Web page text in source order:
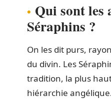
Qui sont les
Séraphins ?
On les dit purs,
du divin. Les
tradition, la plus
hiérarchie